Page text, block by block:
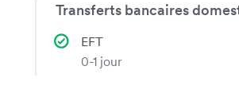
Transferts bancaires
EFT
0-1 jour